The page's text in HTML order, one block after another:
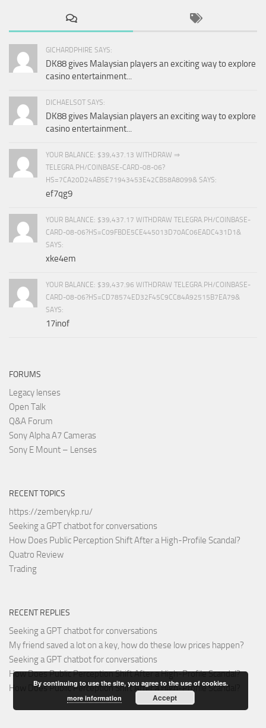
GICHARDPHIRE SAYS:
DK88 gives Malaysian players an exciting way to explore
casino entertainment...
DICHAELSOT SAYS:
DK88 gives Malaysian players an exciting way to explore
casino entertainment...
YOUR BALANCE: $39,437.13 WITHDRAW ⇒
TELEGRA.PH/COINBASE-CARD-08-06?
HS=7CA20D24AB5E71943453E42CB58A8099& SAYS:
ef7qg9
YOUR BALANCE: $39,437.17 WITHDRAW TELEGRA.PH/COINBASE-
CARD-08-06?HS=C09FBDE5CE445013D70AC06EADC431D1&
SAYS:
xke4em
YOUR BALANCE: $39,437.96 WITHDRAW TELEGRA.PH/COINBASE-
CARD-08-06?HS=CD78574ED32F45C9CC84A92515B7EA79&
SAYS:
17inof
FORUMS
Legacy lenses
Open Talk
Q&A Forum
Sony Alpha A7 Cameras
Sony E Mount – Lenses
RECENT TOPICS
https://zemberykp.ru/
Seeking a GPT chatbot for conversations
How Does Public Perception Shift After a High-Profile Scandal?
Quatro Review
Trading
RECENT REPLIES
Seeking a GPT chatbot for conversations
My friend saved a lot on a key, how do these low prices happen?
Seeking a GPT chatbot for conversations
How Does Public Perception Shift After a High-Profile Scandal?
How Does Public Perception Shift After a High-Profile Scandal?
By continuing to use the site, you agree to the use of cookies.
more information
Accept